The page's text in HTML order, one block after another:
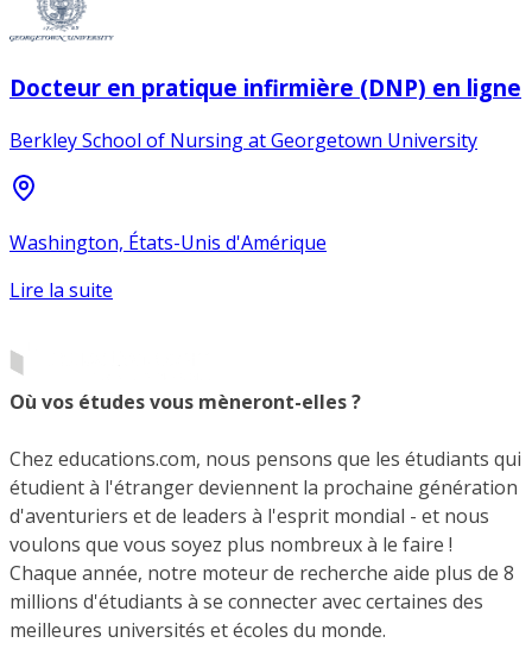
Docteur en pratique infirmière (DNP) en ligne
Berkley School of Nursing at Georgetown University
Washington, États-Unis d'Amérique
Lire la suite
Où vos études vous mèneront-elles ?
Chez educations.com, nous pensons que les étudiants qui
étudient à l'étranger deviennent la prochaine génération
d'aventuriers et de leaders à l'esprit mondial - et nous
voulons que vous soyez plus nombreux à le faire !
Chaque année, notre moteur de recherche aide plus de 8
millions d'étudiants à se connecter avec certaines des
meilleures universités et écoles du monde.